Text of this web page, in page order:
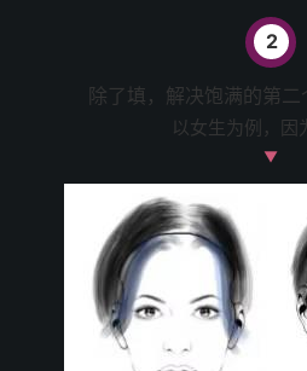
2
除了填，解决饱满的第二
以女生为例，因
▼